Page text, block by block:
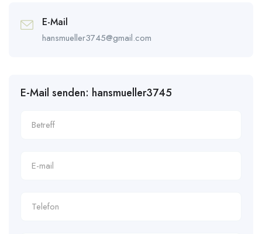
E-Mail
hansmueller3745@gmail.com
E-Mail senden: hansmueller3745